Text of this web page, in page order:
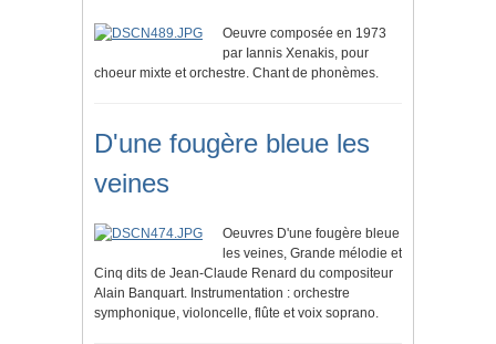
Oeuvre composée en 1973
par Iannis Xenakis, pour
choeur mixte et orchestre. Chant de phonèmes.
D'une fougère bleue les
veines
Oeuvres D'une fougère bleue
les veines, Grande mélodie et
Cinq dits de Jean-Claude Renard du compositeur
Alain Banquart. Instrumentation : orchestre
symphonique, violoncelle, flûte et voix soprano.